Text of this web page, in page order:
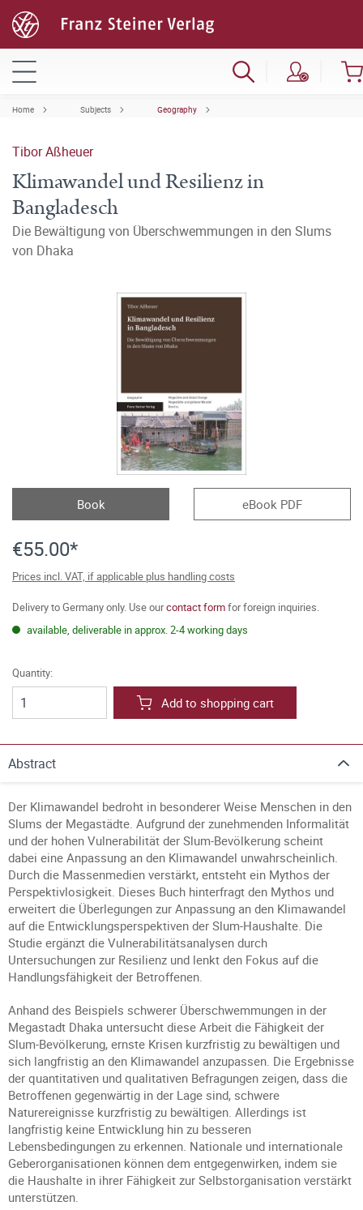
Home Subjects Geography
Tibor Aßheuer
Klimawandel und Resilienz in
Bangladesch
Die Bewältigung von Überschwemmungen in den Slums
von Dhaka
Book eBook PDF
€55.00*
Prices incl. VAT, if applicable plus handling costs
Delivery to Germany only. Use ourcontact formfor foreign inquiries.
available, deliverable in approx. 2-4 working days
Quantity:
Add to shopping cart
Abstract
Der Klimawandel bedroht in besonderer Weise Menschen in den
Slums der Megastädte. Aufgrund der zunehmenden Informalität
und der hohen Vulnerabilität der Slum-Bevölkerung scheint
dabei eine Anpassung an den Klimawandel unwahrscheinlich.
Durch die Massenmedien verstärkt, entsteht ein Mythos der
Perspektivlosigkeit. Dieses Buch hinterfragt den Mythos und
erweitert die Überlegungen zur Anpassung an den Klimawandel
auf die Entwicklungsperspektiven der Slum-Haushalte. Die
Studie ergänzt die Vulnerabilitätsanalysen durch
Untersuchungen zur Resilienz und lenkt den Fokus auf die
Handlungsfähigkeit der Betroffenen.
Anhand des Beispiels schwerer Überschwemmungen in der
Megastadt Dhaka untersucht diese Arbeit die Fähigkeit der
Slum-Bevölkerung, ernste Krisen kurzfristig zu bewältigen und
sich langfristig an den Klimawandel anzupassen. Die Ergebnisse
der quantitativen und qualitativen Befragungen zeigen, dass die
Betroffenen gegenwärtig in der Lage sind, schwere
Naturereignisse kurzfristig zu bewältigen. Allerdings ist
langfristig keine Entwicklung hin zu besseren
Lebensbedingungen zu erkennen. Nationale und internationale
Geberorganisationen können dem entgegenwirken, indem sie
die Haushalte in ihrer Fähigkeit zur Selbstorganisation verstärkt
unterstützen.